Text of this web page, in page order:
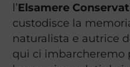
l’Elsamere
custodisce la
naturalista e autrice
qui ci imbarcheremo